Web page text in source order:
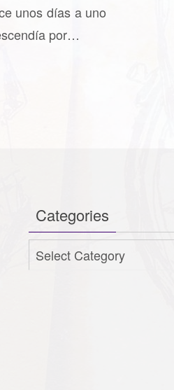
unos días a uno
por…
Categories
Categories